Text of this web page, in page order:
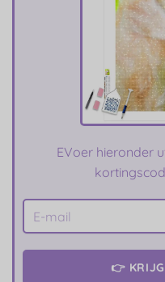
EVoer hieronder
👉